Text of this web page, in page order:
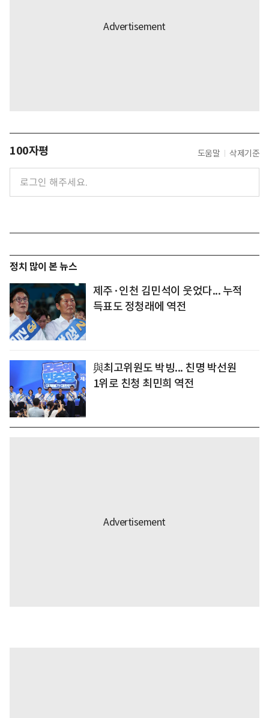
100자평 도움말 삭제기준
정치 많이 본 뉴스
제주·인천 김민석이 웃었다... 누적
득표도 정청래에 역전
與최고위원도 박빙... 친명 박선원
1위로 친청 최민희 역전